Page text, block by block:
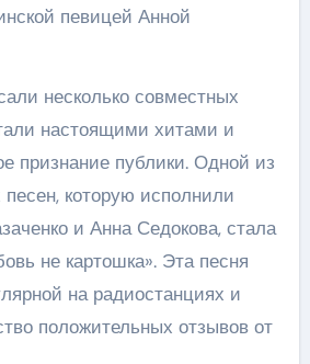
певицей Анной
несколько совместных
настоящими хитами и
признание публики. Одной из
которую исполнили
и Анна Седокова, стала
не картошка». Эта песня
на радиостанциях и
положительных отзывов от